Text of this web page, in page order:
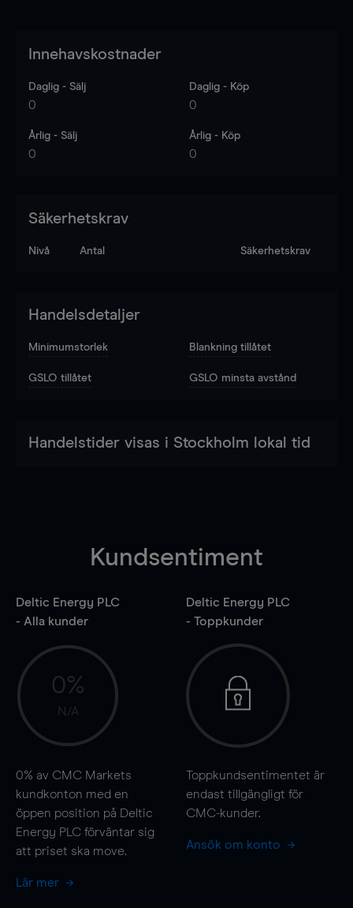
Innehavskostnader
Daglig - Sälj
0
Daglig - Köp
0
Årlig - Sälj
0
Årlig - Köp
0
Säkerhetskrav
Nivå Antal Säkerhetskrav
Handelsdetaljer
Minimumstorlek Blankning tillåtet
GSLO tillåtet GSLO minsta avstånd
Handelstider visas i Stockholm lokal tid
Kundsentiment
Deltic Energy PLC
- Alla kunder
0%
N/A
0% av CMC Markets
kundkonton med en
öppen position på Deltic
Energy PLC förväntar sig
att priset ska move.
Lär mer
Deltic Energy PLC
- Toppkunder
Toppkundsentimentet är
endast tillgängligt för
CMC-kunder.
Ansök om konto